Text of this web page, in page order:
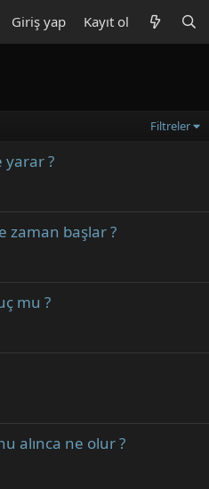
Giriş yap Kayıt ol
Filtreler
yarar ?
zaman başlar ?
mu ?
alınca ne olur ?